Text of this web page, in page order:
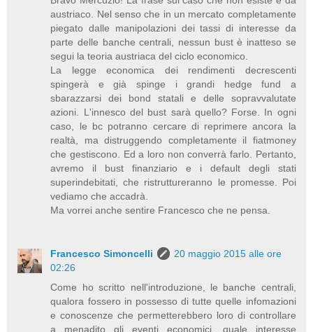
austriaco. Nel senso che in un mercato completamente
piegato dalle manipolazioni dei tassi di interesse da
parte delle banche centrali, nessun bust è inatteso se
segui la teoria austriaca del ciclo economico.
La legge economica dei rendimenti decrescenti
spingerà e già spinge i grandi hedge fund a
sbarazzarsi dei bond statali e delle sopravvalutate
azioni. L'innesco del bust sarà quello? Forse. In ogni
caso, le bc potranno cercare di reprimere ancora la
realtà, ma distruggendo completamente il fiatmoney
che gestiscono. Ed a loro non converrà farlo. Pertanto,
avremo il bust finanziario e i default degli stati
superindebitati, che ristruttureranno le promesse. Poi
vediamo che accadrà.
Ma vorrei anche sentire Francesco che ne pensa.
Francesco Simoncelli
20 maggio 2015 alle ore
02:26
Come ho scritto nell'introduzione, le banche centrali,
qualora fossero in possesso di tutte quelle infomazioni
e conoscenze che permetterebbero loro di controllare
a menadito gli eventi economici, quale interesse